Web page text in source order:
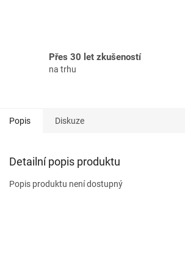
Přes 30 let zkušeností
na trhu
Popis Diskuze
Detailní popis produktu
Popis produktu není dostupný